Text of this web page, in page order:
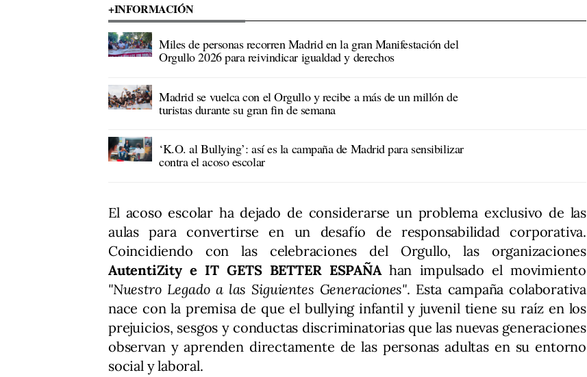
+INFORMACIÓN
Miles de personas recorren Madrid en la gran Manifestación del
Orgullo 2026 para reivindicar igualdad y derechos
Madrid se vuelca con el Orgullo y recibe a más de un millón de
turistas durante su gran fin de semana
‘K.O. al Bullying’: así es la campaña de Madrid para sensibilizar
contra el acoso escolar
El acoso escolar ha dejado de considerarse un problema exclusivo de las
aulas para convertirse en un desafío de responsabilidad corporativa.
Coincidiendo con las celebraciones del Orgullo, las organizaciones
AutentiZity e IT GETS BETTER ESPAÑAhan impulsado el movimiento
"Nuestro Legado a las Siguientes Generaciones". Esta campaña colaborativa
nace con la premisa de que el bullying infantil y juvenil tiene su raíz en los
prejuicios, sesgos y conductas discriminatorias que las nuevas generaciones
observan y aprenden directamente de las personas adultas en su entorno
social y laboral.